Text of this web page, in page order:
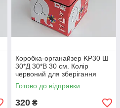
Коробка-органайзер KP30 Ш
30*Д 30*В 30 см. Колір
червоний для зберігання
одягу, взуття чи невеликих
предметів
Готово до відправки
320 ₴